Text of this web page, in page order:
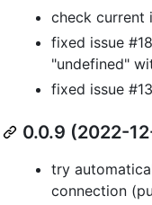
check current
fixed issue
"undefined"
fixed issue
0.0.9 (2022-
try
connection